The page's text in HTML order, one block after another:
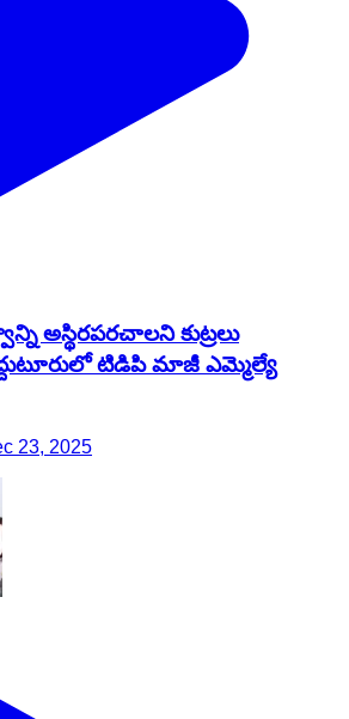
అస్థిరపరచాలని కుట్రలు
టిడిపి మాజీ ఎమ్మెల్యే
23, 2025